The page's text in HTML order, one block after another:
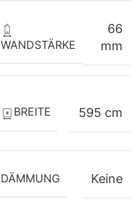
WANDSTÄRKE
66
mm
BREITE 595 cm
DÄMMUNG Keine